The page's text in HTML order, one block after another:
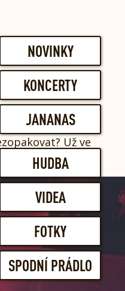
NOVINKY
KONCERTY
JANANAS
HUDBA
VIDEA
FOTKY
SPODNÍ PRÁDLO
Už ve